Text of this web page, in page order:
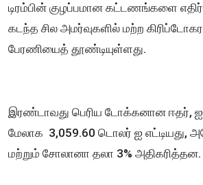
டிரம்பின் குழப்பமான கட்டணங்களை
கடந்த சில அமர்வுகளில் மற்ற
பேரணியைத் தூண்டியுள்ளது.
இரண்டாவது பெரிய டோக்கனான ஈதர்,
மேலாக 3,059.60 டொலர் ஐ எட்டியது,
மற்றும் சோலானா தலா 3% அதிகரித்தன.